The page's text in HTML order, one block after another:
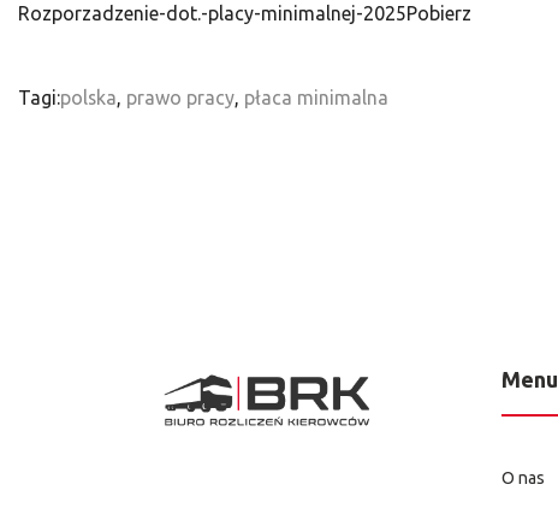
Rozporzadzenie-dot.-placy-minimalnej-2025Pobierz
Tagi:polska, prawo pracy, płaca minimalna
Menu
O nas